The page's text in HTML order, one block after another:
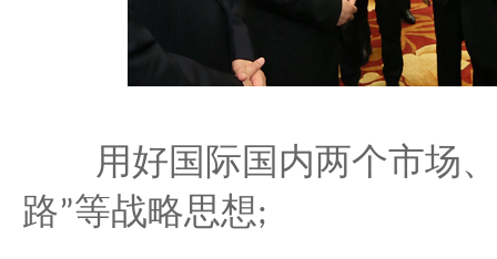
用好国际国内两个市场、
路”等战略思想;